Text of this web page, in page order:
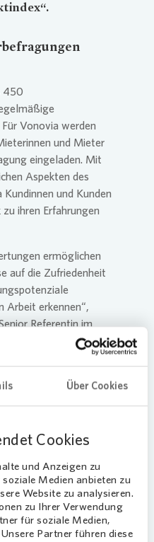
Über Cookies
Cookies
und Anzeigen zu
Medien anbieten zu
Website zu analysieren.
zu Ihrer Verwendung
für soziale Medien,
Partner führen diese
450
Vonovia werden
und Mieter
eingeladen. Mit
Aspekten des
Kundinnen und Kunden
ihren Erfahrungen
ermöglichen
auf die Zufriedenheit
Arbeit erkennen“,
Referentin im
dem Benchmark
Angebot
Austausch von
im Fokus.“
AktivBo
Event nicht nur um
mögliche
jährlich die
und zieht damit